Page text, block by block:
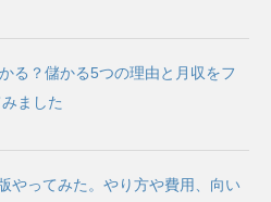
る？儲かる5つの理由と月収をフ
ました
やってみた。やり方や費用、向い